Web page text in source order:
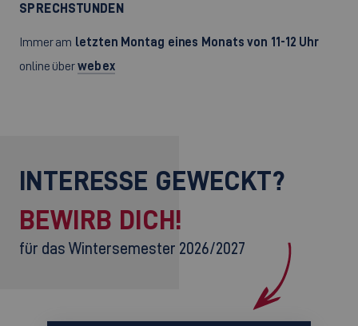
SPRECHSTUNDEN
Immer am letzten Montag eines Monats von 11-12 Uhr
online überwebex
INTERESSE GEWECKT?
BEWIRB DICH!
für das Wintersemester 2026/2027